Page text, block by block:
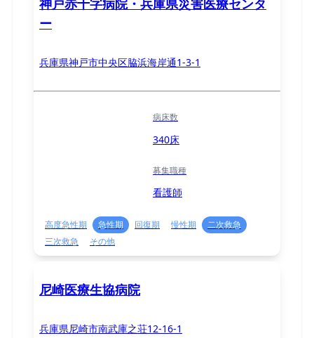
ー
兵庫県神戸市中央区脇浜海岸通1-3-1
病床数
340床
募集職種
看護師
高度急性期 急性期 回復期 慢性期
二次救急
三次救急
その他
尼崎医療生協病院
兵庫県尼崎市南武庫之荘12-16-1